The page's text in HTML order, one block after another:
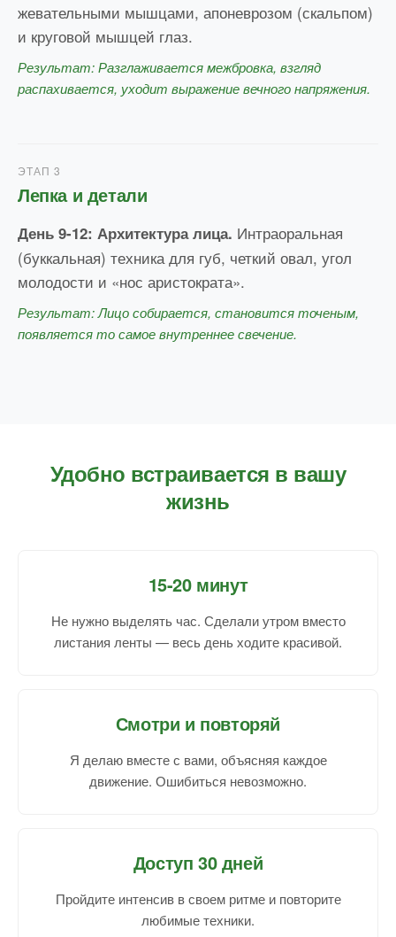
жевательными мышцами, апоневрозом (скальпом)
и круговой мышцей глаз.
Результат: Разглаживается межбровка, взгляд
распахивается, уходит выражение вечного напряжения.
ЭТАП 3
Лепка и детали
День 9-12: Архитектура лица. Интраоральная
(буккальная) техника для губ, четкий овал, угол
молодости и «нос аристократа».
Результат: Лицо собирается, становится точеным,
появляется то самое внутреннее свечение.
Удобно встраивается в вашу
жизнь
15-20 минут
Не нужно выделять час. Сделали утром вместо
листания ленты — весь день ходите красивой.
Смотри и повторяй
Я делаю вместе с вами, объясняя каждое
движение. Ошибиться невозможно.
Доступ 30 дней
Пройдите интенсив в своем ритме и повторите
любимые техники.